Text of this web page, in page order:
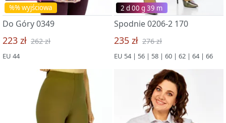
%% wyjściowa
Do Góry 0349
223 zł 262 zł
EU 44
2 d 00 g 39 m
Spodnie 0206-2 170
235 zł 276 zł
EU 54 | 56 | 58 | 60 | 62 | 64 | 66